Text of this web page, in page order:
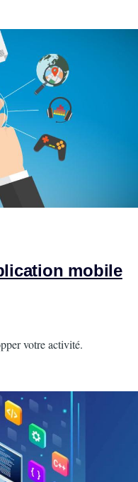
mobile
votre activité.